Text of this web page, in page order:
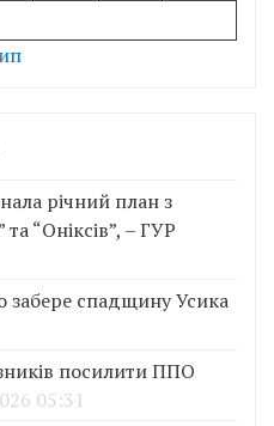
річний план з
“Оніксів”, – ГУР
забере спадщину Усика
посилити ППО
05:31